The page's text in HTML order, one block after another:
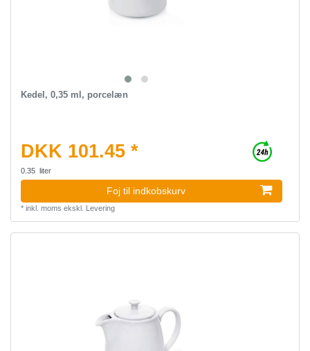
Kedel, 0,35 ml, porcelæn
DKK 101.45 *
0.35 liter
Foj til indkobskurv
* inkl. moms ekskl. Levering